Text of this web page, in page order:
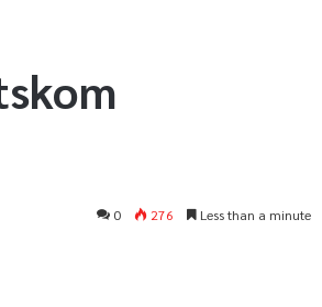
0 276 Less than a minute